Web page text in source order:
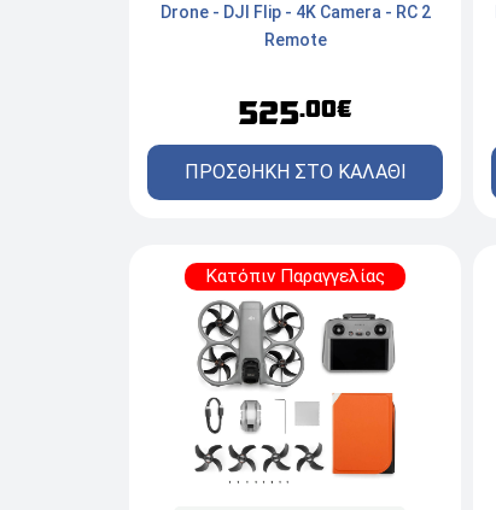
Drone - DJI Flip - 4K Camera - RC 2
Remote
525.00€
ΠΡΟΣΘΗΚΗ ΣΤΟ ΚΑΛΑΘΙ
Κατόπιν Παραγγελίας